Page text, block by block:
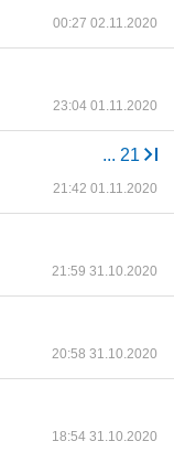
00:27 02.11.2020
23:04 01.11.2020
... 21
21:42 01.11.2020
21:59 31.10.2020
20:58 31.10.2020
18:54 31.10.2020